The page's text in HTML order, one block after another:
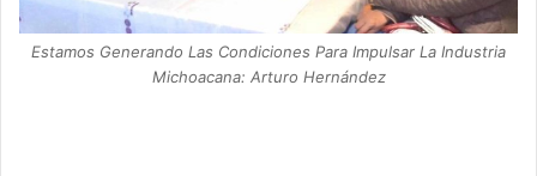
Estamos Generando Las Condiciones Para Impulsar La Industria
Michoacana: Arturo Hernández